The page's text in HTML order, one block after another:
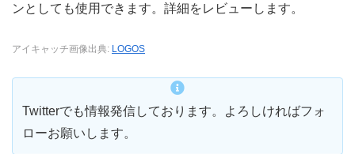
ンとしても使用できます。詳細をレビューします。
アイキャッチ画像出典: LOGOS
Twitterでも情報発信しております。よろしければフォ
ローお願いします。